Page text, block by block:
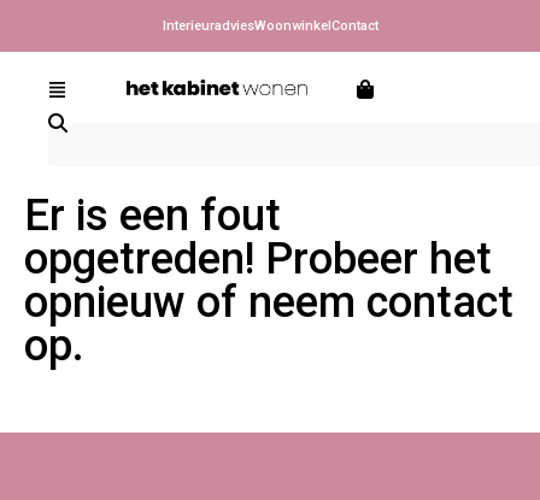
InterieuradviesWoonwinkelContact
Er is een fout
opgetreden! Probeer het
opnieuw of neem contact
op.